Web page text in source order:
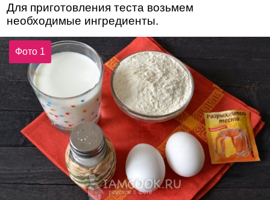
Для приготовления теста возьмем
необходимые ингредиенты.
Фото 1